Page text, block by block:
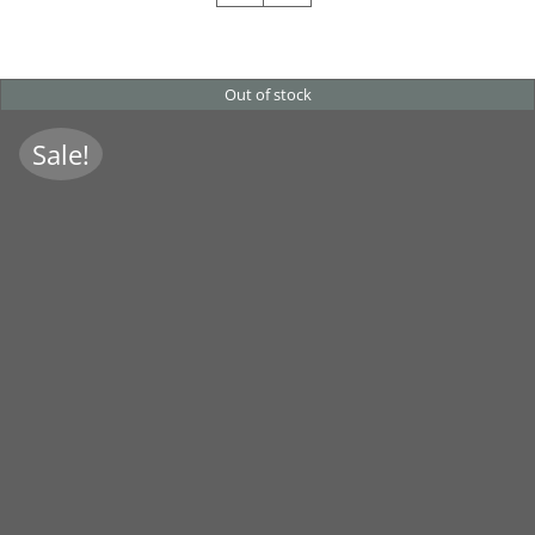
Out of stock
Sale!